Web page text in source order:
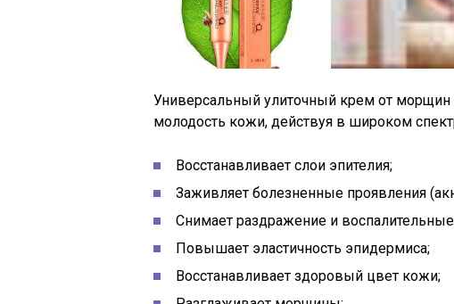
Универсальный улиточный крем от морщин
молодость кожи, действуя в широком
Восстанавливает слои эпителия;
Заживляет болезненные проявления
Снимает раздражение и
Повышает эластичность эпидермиса;
Восстанавливает здоровый цвет кожи;